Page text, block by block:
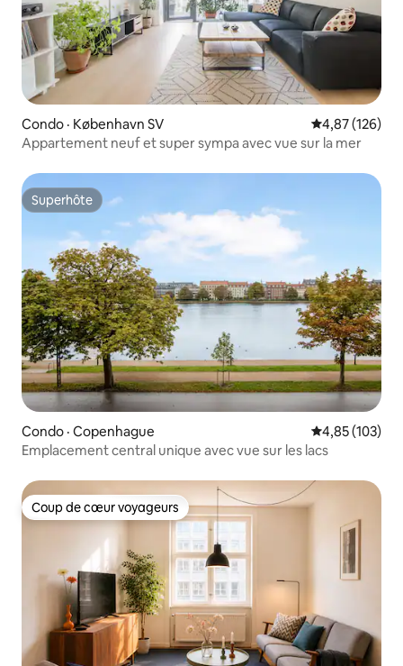
Condo · København SV Note
4,87 (126)
Appartement neuf et super sympa avec vue sur la mer
Superhôte
Superhôte
Condo · Copenhague Note
4,85 (103)
Emplacement central unique avec vue sur les lacs
Coup de cœur voyageurs
Coup de cœur voyageurs